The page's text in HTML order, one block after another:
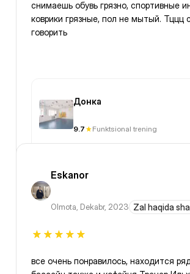
снимаешь обувь грязно, спортивные
коврики грязные, пол не мытый. Тццц
говорить
Донка
9.7 Funktsional trening
Eskanor
Olmota, Dekabr, 2023 Zal haqida
все очень понравилось, находится